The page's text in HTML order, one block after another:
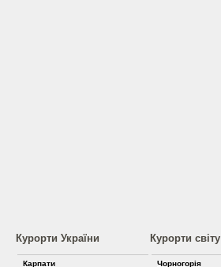
Курорти України
Карпати
Курорти світу
Чорногорія